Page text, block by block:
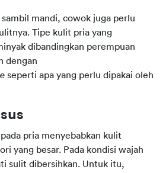
mandi, cowok juga perlu
Tipe kulit pria yang
dibandingkan perempuan
dengan
seperti apa yang perlu dipakai oleh
pria menyebabkan kulit
yang besar. Pada kondisi wajah
sulit dibersihkan. Untuk itu,